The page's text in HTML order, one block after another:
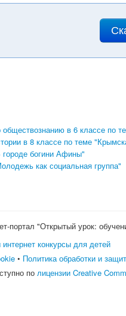
обществознанию в 6 классе по
в 8 классе по теме
городе богини Афины"
как социальная группа"
портал "Открытый урок:
конкурсы для детей
• Политика обработки и
полицензии Creative